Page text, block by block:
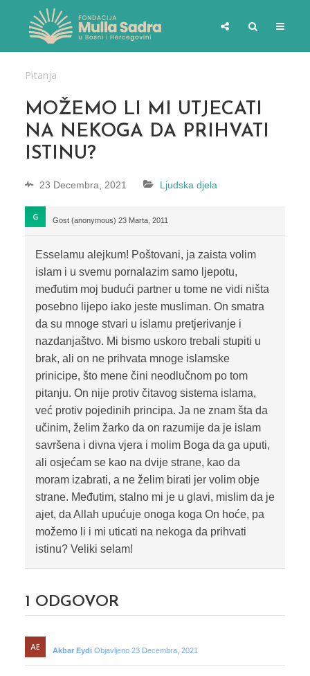
Pitanja
MOŽEMO LI MI UTJECATI
NA NEKOGA DA PRIHVATI
ISTINU?
23 Decembra, 2021 Ljudska djela
Gost (anonymous) 23 Marta, 2011
Esselamu alejkum! Poštovani, ja zaista volim
islam i u svemu pornalazim samo ljepotu,
međutim moj budući partner u tome ne vidi ništa
posebno lijepo iako jeste musliman. On smatra
da su mnoge stvari u islamu pretjerivanje i
nazdanjaštvo. Mi bismo uskoro trebali stupiti u
brak, ali on ne prihvata mnoge islamske
prinicipe, što mene čini neodlučnom po tom
pitanju. On nije protiv čitavog sistema islama,
već protiv pojedinih principa. Ja ne znam šta da
učinim, želim žarko da on razumije da je islam
savršena i divna vjera i molim Boga da ga uputi,
ali osjećam se kao na dvije strane, kao da
moram izabrati, a ne želim birati jer volim obje
strane. Međutim, stalno mi je u glavi, mislim da je
ajet, da Allah upućuje onoga koga On hoće, pa
možemo li i mi uticati na nekoga da prihvati
istinu? Veliki selam!
1 ODGOVOR
Akbar Eydi Objavljeno 23 Decembra, 2021